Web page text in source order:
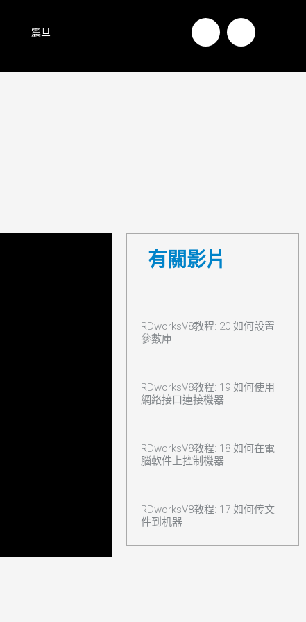
震旦
有關影片
RDworksV8教程: 20 如何設置
參數庫
RDworksV8教程: 19 如何使用
網絡接口連接機器
RDworksV8教程: 18 如何在電
腦軟件上控制機器
RDworksV8教程: 17 如何传文
件到机器